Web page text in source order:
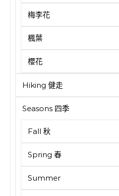
梅李花
楓葉
櫻花
Hiking 健走
Seasons 四季
Fall 秋
Spring 春
Summer